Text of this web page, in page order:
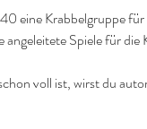
eine Krabbelgruppe
Spiele für die
voll ist, wirst du